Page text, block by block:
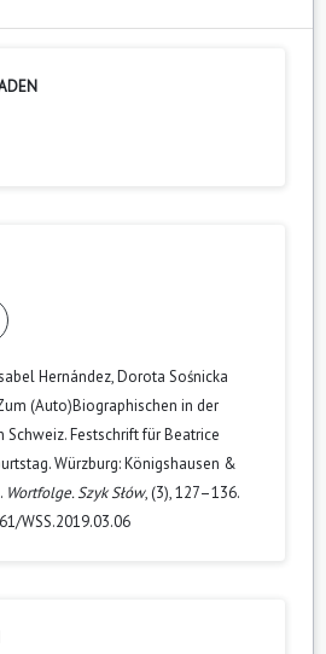
Hernández, Dorota Sośnicka
(Auto)Biographischen in der
Schweiz. Festschrift für Beatrice
Würzburg: Königshausen &
Wortfolge. Szyk Słów, (3), 127–136.
WSS.2019.03.06